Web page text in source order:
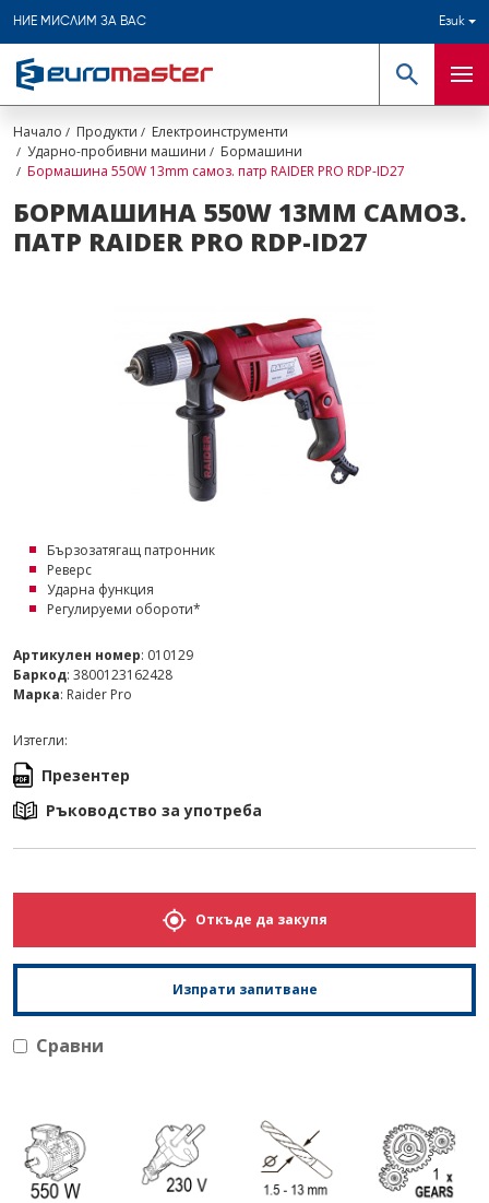
НИЕ МИСЛИМ ЗА ВАС Език
Търсене
Начало Продукти
Електроинструменти
Ударно-пробивни машини
Бормашини
Бормашина 550W 13mm самоз. патр RAIDER PRO RDP-ID27
БОРМАШИНА 550W 13MM САМОЗ.
ПАТР RAIDER PRO RDP-ID27
Бързозатягащ патронник
Реверс
Ударна функция
Регулируеми обороти*
Артикулен номер: 010129
Баркод: 3800123162428
Марка: Raider Pro
Изтегли:
Презентер
Ръководство за употреба
Откъде да закупя
Изпрати запитване
Сравни